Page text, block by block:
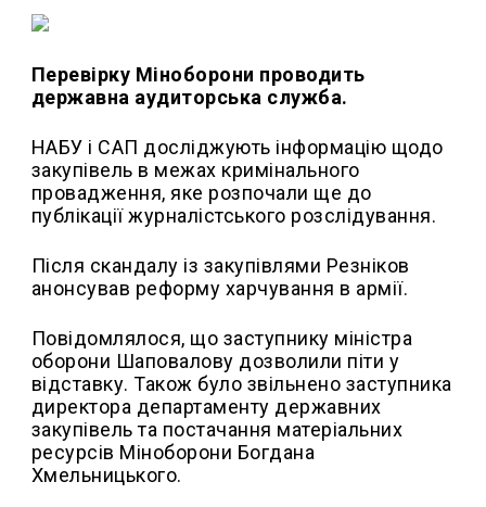
Перевірку Міноборони проводить
державна аудиторська служба.
НАБУ і CАП досліджують інформацію щодо
закупівель в межах кримінального
провадження, яке розпочали ще до
публікації журналістського розслідування.
Після скандалу із закупівлями Резніков
анонсував реформу харчування в армії.
Повідомлялося, що заступнику міністра
оборони Шаповалову дозволили піти у
відставку. Також було звільнено заступника
директора департаменту державних
закупівель та постачання матеріальних
ресурсів Міноборони Богдана
Хмельницького.